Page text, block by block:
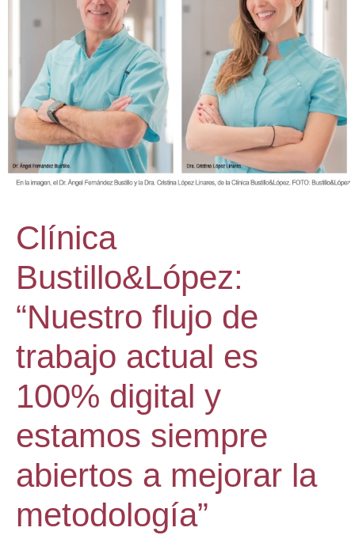
Clínica
Bustillo&López:
“Nuestro flujo de
trabajo actual es
100% digital y
estamos siempre
abiertos a mejorar la
metodología”